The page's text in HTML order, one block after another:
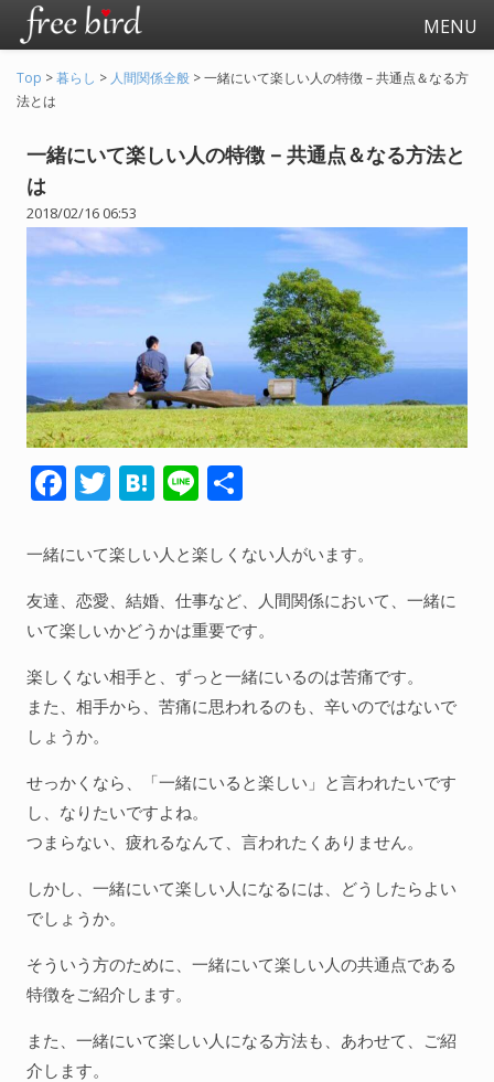
MENU
起業
会社生活
会社の仕事全般
会社の人間関係
退職関連
衣食住
生き方
気づき
社会
WordPress
Webその他
Top >暮らし > 人間関係全般 >一緒にいて楽しい人の特徴 – 共通点＆なる方
法とは
一緒にいて楽しい人の特徴 – 共通点＆なる方法と
は
2018/02/16 06:53
F
e
b
o
o
k
T
itt
er
H
e
n
a
Li
e
一緒にいて楽しい人と楽しくない人がいます。
友達、恋愛、結婚、仕事など、人間関係において、一緒に
いて楽しいかどうかは重要です。
楽しくない相手と、ずっと一緒にいるのは苦痛です。
また、相手から、苦痛に思われるのも、辛いのではないで
しょうか。
せっかくなら、「一緒にいると楽しい」と言われたいです
し、なりたいですよね。
つまらない、疲れるなんて、言われたくありません。
しかし、一緒にいて楽しい人になるには、どうしたらよい
でしょうか。
そういう方のために、一緒にいて楽しい人の共通点である
特徴をご紹介します。
また、一緒にいて楽しい人になる方法も、あわせて、ご紹
介します。